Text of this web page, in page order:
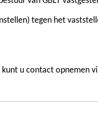
tegen het
u contact opnemen